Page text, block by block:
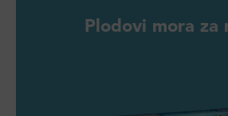
Plodovi mora za